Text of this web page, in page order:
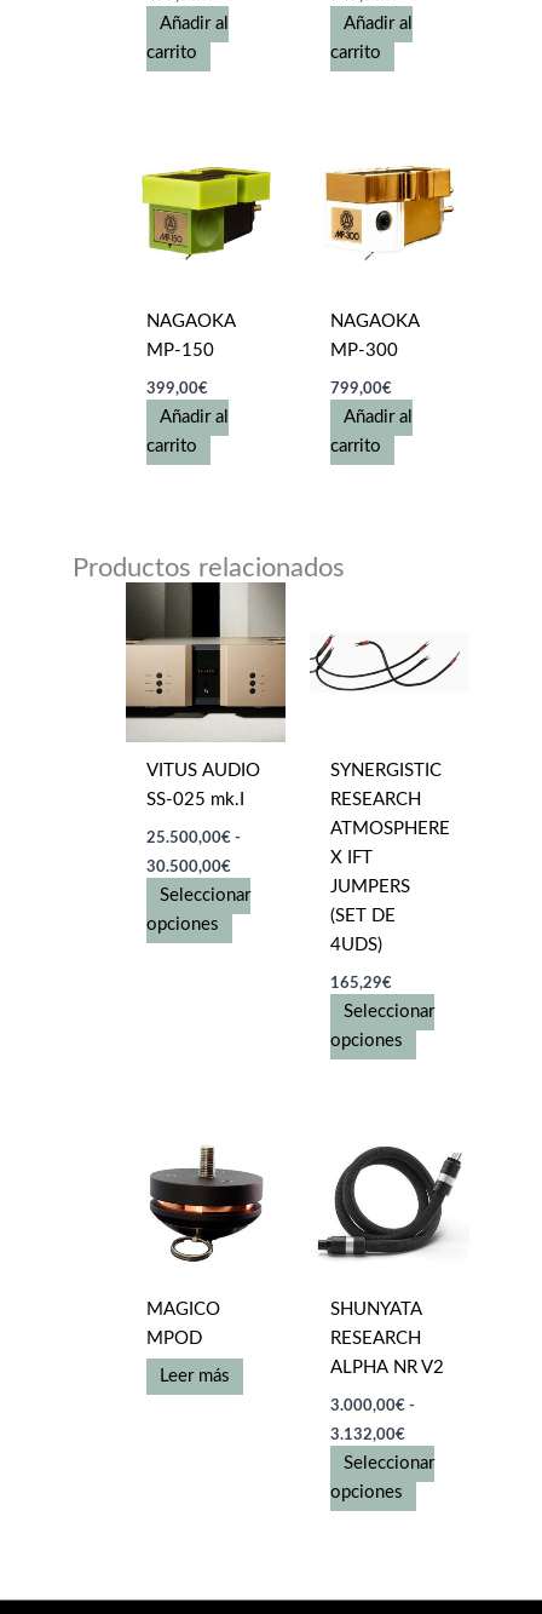
Añadir al
carrito
Añadir al
carrito
NAGAOKA
MP-150
399,00€
Añadir al
carrito
NAGAOKA
MP-300
799,00€
Añadir al
carrito
Productos relacionados
VITUS AUDIO
SS-025 mk.I
25.500,00€ -
30.500,00€
de
precios:
25.500,00€
Seleccionar
opciones
elegir
en
SYNERGISTIC
RESEARCH
ATMOSPHERE
X IFT
JUMPERS
(SET DE
4UDS)
165,29€
Seleccionar
opciones
variantes.
Las
opciones
se
elegir
en
la
producto
MAGICO
MPOD
Leer más
SHUNYATA
RESEARCH
ALPHA NR V2
3.000,00€ -
3.132,00€
de
precios:
3.000,00€
Seleccionar
opciones